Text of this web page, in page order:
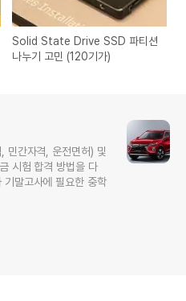
Solid State Drive SSD 파티션
나누기 고민 (120기가)
민간자격, 운전면허) 및
시험 합격 방법을 다
기말고사에 필요한 중학